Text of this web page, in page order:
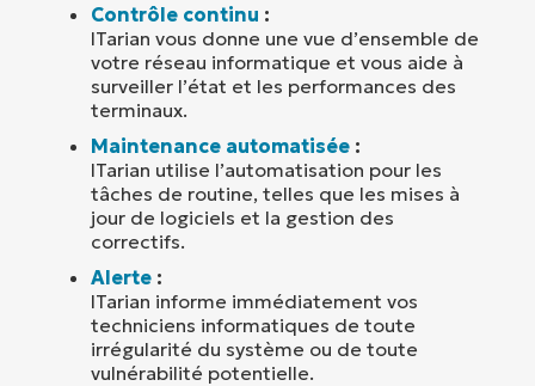
Contrôle continu :
ITarian vous donne une vue d’ensemble de
votre réseau informatique et vous aide à
surveiller l’état et les performances des
terminaux.
Maintenance automatisée :
ITarian utilise l’automatisation pour les
tâches de routine, telles que les mises à
jour de logiciels et la gestion des
correctifs.
Alerte :
ITarian informe immédiatement vos
techniciens informatiques de toute
irrégularité du système ou de toute
vulnérabilité potentielle.